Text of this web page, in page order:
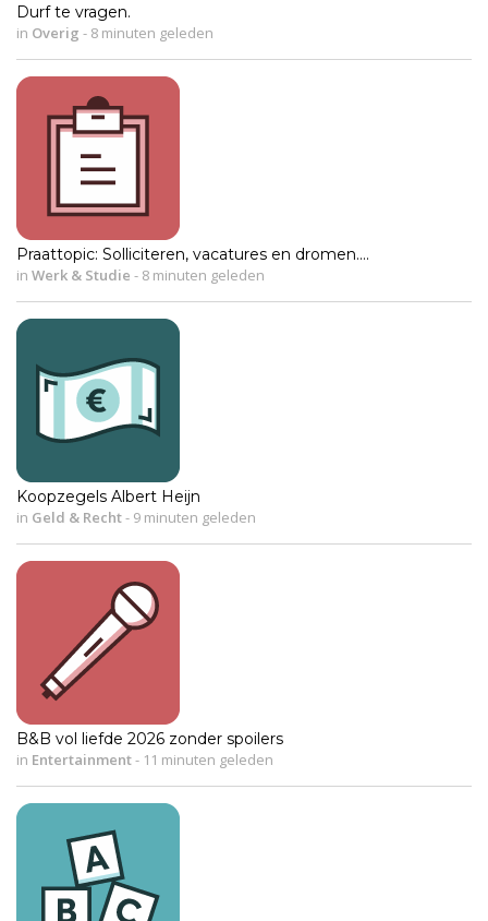
Durf te vragen.
in Overig - 8 minuten geleden
Praattopic: Solliciteren, vacatures en dromen....
in Werk & Studie - 8 minuten geleden
Koopzegels Albert Heijn
in Geld & Recht- 9 minuten geleden
B&B vol liefde 2026 zonder spoilers
in Entertainment- 11 minuten geleden